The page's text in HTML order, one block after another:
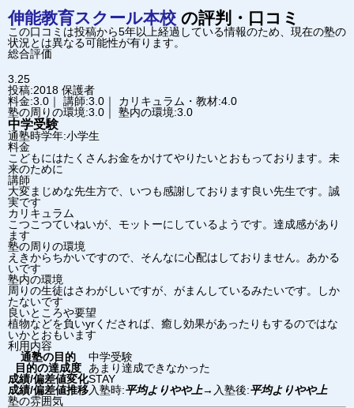
伸能教育スクール本校 の評判・口コミ
この口コミは投稿から5年以上経過している情報のため、現在の塾の
状況とは異なる可能性が有ります。
総合評価
3.25
投稿:2018 保護者
料金:3.0｜ 講師:3.0｜ カリキュラム・教材:4.0
塾の周りの環境:3.0｜ 塾内の環境:3.0
中学受験
通塾時学年:小学生
料金
こどもにはたくさんお金をかけてやりたいとおもっております。未
来のために
講師
大変まじめな先生方で、いつも感謝しております良い先生です。誠
実です
カリキュラム
こつこつていねいが、モットーにしているようです。達成感があり
ます
塾の周りの環境
えきからちかいですので、そんなに心配はしておりません。あかる
いです
塾内の環境
周りの生徒はさわがしいですが、がまんしているみたいです。しか
たないです
良いところや要望
植物などを負いyrくだされば、癒し効果があったりもするのではな
いかとおもいます
利用内容
通塾の目的
中学受験
目的の達成度
あまり達成できなかった
成績/偏差値変化STAY
成績/偏差値推移入塾時:平均よりやや上→ 入塾後:平均よりやや上
塾の雰囲気